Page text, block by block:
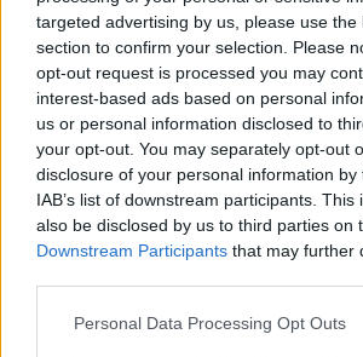
targeted advertising by us, please use the
section to confirm your selection. Please
opt-out request is processed you may
interest-based ads based on personal
us or personal information disclosed to
your opt-out. You may separately opt-out
disclosure of your personal information
IAB’s list of downstream participants.
also be disclosed by us to third parties on
Downstream Participants that may further
Please note that this website/app uses
Personal Data Processing Opt Outs
17 ΣΧΌΛΙΑ